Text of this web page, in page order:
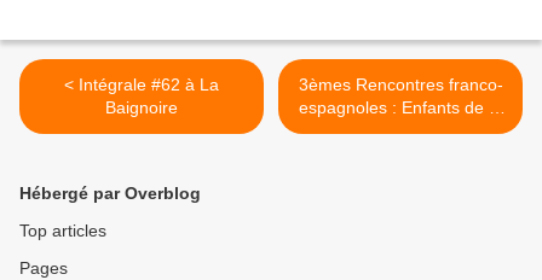
< Intégrale #62 à La
Baignoire
3èmes Rencontres franco-
espagnoles : Enfants de la
guerre, Enfants de l'exil
Hébergé par Overblog
Top articles
Pages